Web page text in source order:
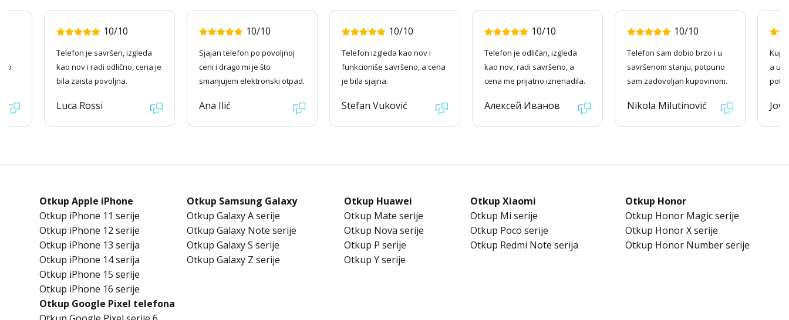
10/10
Telefon je savršen, izgleda
kao nov i radi odlično, cena je
bila zaista povoljna.
Luca Rossi
10/10
Sjajan telefon po povoljnoj
ceni i drago mi je što
smanjujem elektronski otpad.
Ana Ilić
10/10
Telefon izgleda kao nov i
funkcioniše savršeno, a cena
je bila sjajna.
Stefan Vuković
10/10
Telefon je odličan, izgleda
kao nov, radi savršeno, a
cena me prijatno iznenadila.
Алексей Иванов
10/10
Telefon sam dobio brzo i u
savršenom stanju, potpuno
sam zadovoljan kupovinom.
Nikola Milutinović
a
Otkup Apple iPhone
Otkup iPhone 11 serije
Otkup iPhone 12 serije
Otkup iPhone 13 serija
Otkup iPhone 14 serija
Otkup iPhone 15 serije
Otkup iPhone 16 serije
Otkup Samsung Galaxy
Otkup Galaxy A serije
Otkup Galaxy Note serije
Otkup Galaxy S serije
Otkup Galaxy Z serije
Otkup Huawei
Otkup Mate serije
Otkup Nova serije
Otkup P serije
Otkup Y serije
Otkup Xiaomi
Otkup Mi serije
Otkup Poco serije
Otkup Redmi Note serija
Otkup Honor
Otkup Honor Magic serije
Otkup Honor X serije
Otkup Honor Number serije
Otkup Google Pixel telefona